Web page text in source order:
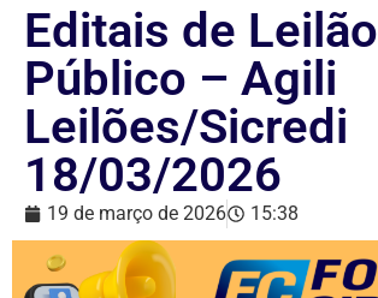
Editais de Leilão
Público – Agili
Leilões/Sicredi
18/03/2026
19 de março de 2026 15:38